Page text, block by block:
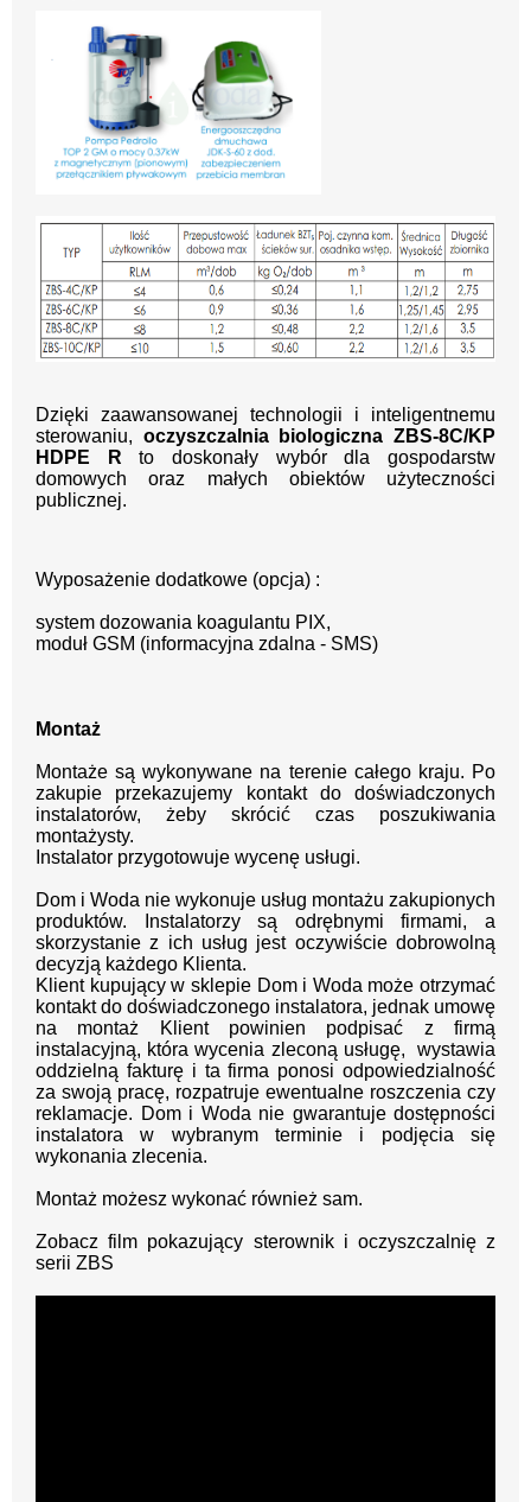
Dzięki zaawansowanej technologii i inteligentnemu
sterowaniu, oczyszczalnia biologiczna ZBS-8C/KP
HDPE R to doskonały wybór dla gospodarstw
domowych oraz małych obiektów użyteczności
publicznej.
Wyposażenie dodatkowe (opcja) :
system dozowania koagulantu PIX,
moduł GSM (informacyjna zdalna - SMS)
Montaż
Montaże są wykonywane na terenie całego kraju. Po
zakupie przekazujemy kontakt do doświadczonych
instalatorów, żeby skrócić czas poszukiwania
montażysty.
Instalator przygotowuje wycenę usługi.
Dom i Woda nie wykonuje usług montażu zakupionych
produktów. Instalatorzy są odrębnymi firmami, a
skorzystanie z ich usług jest oczywiście dobrowolną
decyzją każdego Klienta.
Klient kupujący w sklepie Dom i Woda może otrzymać
kontakt do doświadczonego instalatora, jednak umowę
na montaż Klient powinien podpisać z firmą
instalacyjną, która wycenia zleconą usługę, wystawia
oddzielną fakturę i ta firma ponosi odpowiedzialność
za swoją pracę, rozpatruje ewentualne roszczenia czy
reklamacje. Dom i Woda nie gwarantuje dostępności
instalatora w wybranym terminie i podjęcia się
wykonania zlecenia.
Montaż możesz wykonać również sam.
Zobacz film pokazujący sterownik i oczyszczalnię z
serii ZBS